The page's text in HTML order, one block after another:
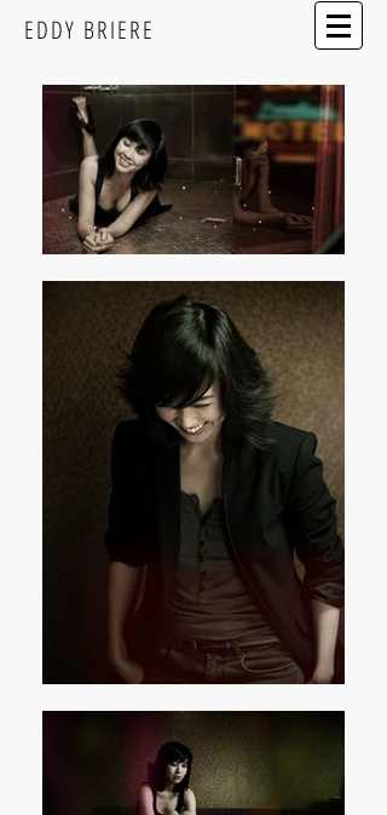
EDDY BRIERE